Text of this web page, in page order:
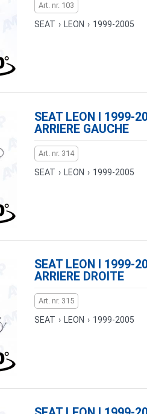
Art. nr. 103
SEAT › LEON › 1999-2005
SEAT LEON I 1999-
ARRIERE GAUCHE
Art. nr. 314
SEAT › LEON › 1999-2005
SEAT LEON I 1999-
ARRIERE DROITE
Art. nr. 315
SEAT › LEON › 1999-2005